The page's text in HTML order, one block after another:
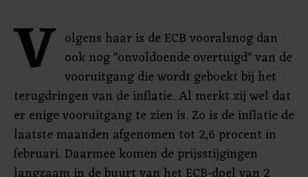
V olgens haar is de ECB vooralsnog dan
ook nog "onvoldoende overtuigd" van de
vooruitgang die wordt geboekt bij het
terugdringen van de inflatie. Al merkt zij wel dat
er enige vooruitgang te zien is. Zo is de inflatie de
laatste maanden afgenomen tot 2,6 procent in
februari. Daarmee komen de prijsstijgingen